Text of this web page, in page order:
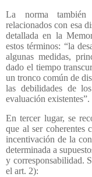
La norma también
relacionados con esa
detallada en la
estos términos: “la
algunas medidas,
dado el tiempo
un tronco común de
las debilidades de
evaluación existentes”.
En tercer lugar, se
que al ser coherentes
incentivación de la
determinada a
y corresponsabilidad.
el art. 2):